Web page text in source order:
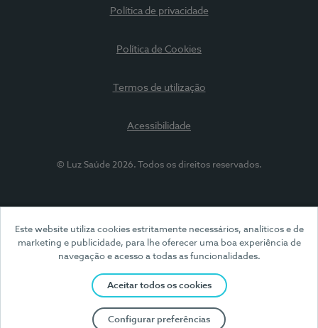
Este website utiliza cookies estritamente necessários, analíticos e de
marketing e publicidade, para lhe oferecer uma boa experiência de
navegação e acesso a todas as funcionalidades.
Aceitar todos os cookies
Configurar preferências
Política de privacidade
Política de Cookies
Termos de utilização
Acessibilidade
© Luz Saúde 2026. Todos os direitos reservados.